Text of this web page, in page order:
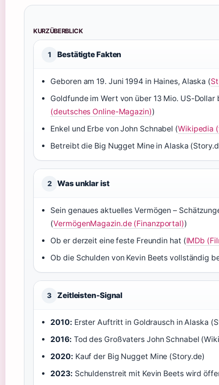
KURZÜBERBLICK
1 Bestätigte Fakten
Geboren am 19. Juni 1994 in Haines, Alaska (
Goldfunde im Wert von über 13 Mio. US-
(deutsches Online-Magazin))
Enkel und Erbe von John Schnabel (Wikipedia
Betreibt die Big Nugget Mine in Alaska
2 Was unklar ist
Sein genaues aktuelles Vermögen –
(VermögenMagazin.de (Finanzportal))
Ob er derzeit eine feste Freundin hat (IMDb
Ob die Schulden von Kevin Beets vollständig
3 Zeitleisten-Signal
2010: Erster Auftritt in Goldrausch in Alaska
2016: Tod des Großvaters John Schnabel
2020: Kauf der Big Nugget Mine (Story.de)
2023: Schuldenstreit mit Kevin Beets wird